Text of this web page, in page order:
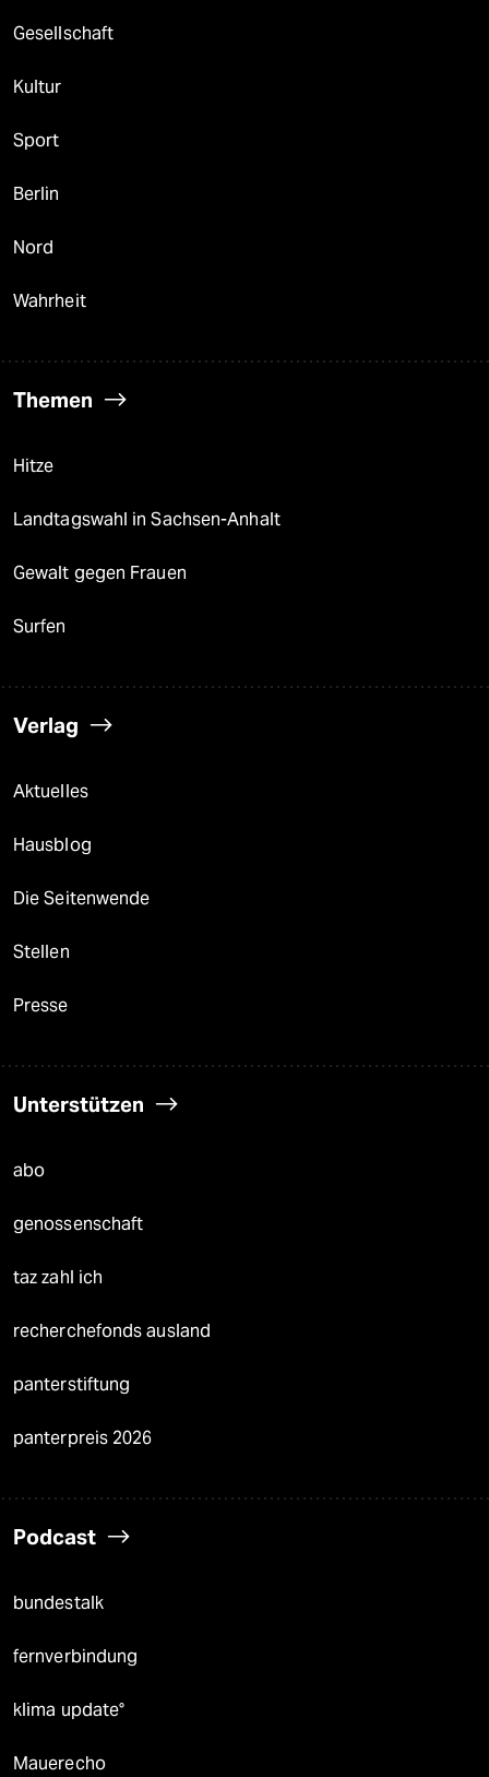
Gesellschaft
Kultur
Sport
Berlin
Nord
Wahrheit
Themen
Hitze
Landtagswahl in Sachsen-Anhalt
Gewalt gegen Frauen
Surfen
Verlag
Aktuelles
Hausblog
Die Seitenwende
Stellen
Presse
Unterstützen
abo
genossenschaft
taz zahl ich
recherchefonds ausland
panterstiftung
panterpreis 2026
Podcast
bundestalk
fernverbindung
klima update°
Mauerecho